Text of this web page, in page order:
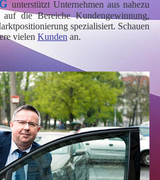
unterstützt Unternehmen aus nahezu
auf die Bereiche Kundengewinnung,
spezialisiert. Schauen
vielen Kunden an.